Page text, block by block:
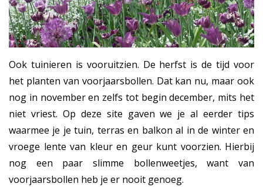
Ook tuinieren is vooruitzien. De herfst is de tijd voor
het planten van voorjaarsbollen. Dat kan nu, maar ook
nog in november en zelfs tot begin december, mits het
niet vriest. Op deze site gaven we je al eerder tips
waarmee je je tuin, terras en balkon al in de winter en
vroege lente van kleur en geur kunt voorzien. Hierbij
nog een paar slimme bollenweetjes, want van
voorjaarsbollen heb je er nooit genoeg.